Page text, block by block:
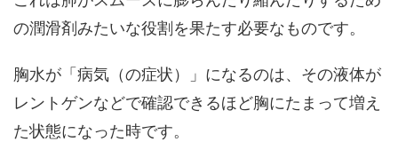
の潤滑剤みたいな役割を果たす必要なものです。
胸水が「病気（の症状）」になるのは、その液体が
レントゲンなどで確認できるほど胸にたまって増え
た状態になった時です。